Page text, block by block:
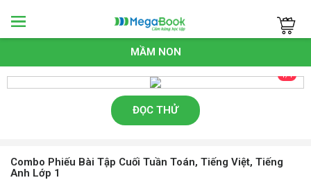
Megabook
MẦM NON
1/1
ĐỌC THỬ
Combo Phiếu Bài Tập Cuối Tuần Toán, Tiếng Việt, Tiếng
Anh Lớp 1